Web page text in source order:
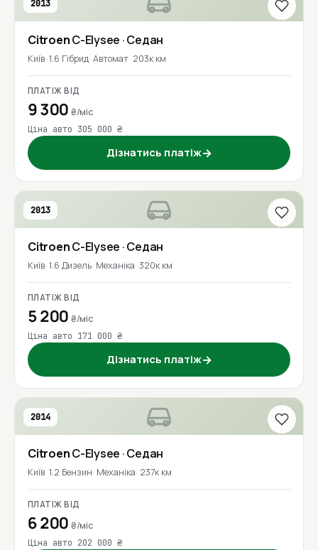
2013
CitroenC-Elysee · Седан
Київ 1.6 Гібрид Автомат 203к км
ПЛАТІЖ ВІД
9 300₴/міс
Ціна авто 305 000 ₴
Дізнатись платіж→
2013
CitroenC-Elysee · Седан
Київ 1.6 Дизель Механіка 320к км
ПЛАТІЖ ВІД
5 200₴/міс
Ціна авто 171 000 ₴
Дізнатись платіж→
2014
CitroenC-Elysee · Седан
Київ 1.2 Бензин Механіка 237к км
ПЛАТІЖ ВІД
6 200₴/міс
Ціна авто 202 000 ₴